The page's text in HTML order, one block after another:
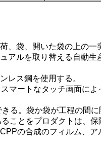
、袋、開いた袋の上の一
アルを取り替える自動
レス鋼を使用する。
マートなタッチ画面に
る。袋か袋が工程の間
ことをプロダクトは、保
の合成のフィルム、